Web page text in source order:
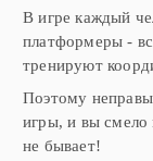
В игре каждый
платформеры -
тренируют
Поэтому
игры, и вы смело
не бывает!